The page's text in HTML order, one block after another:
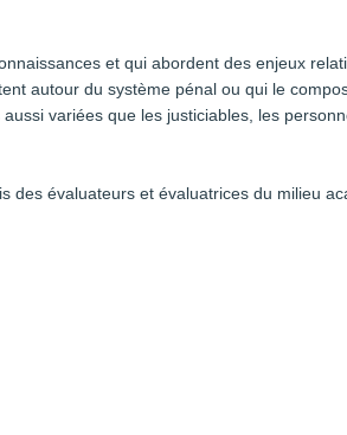
et qui abordent des enjeux
autour du système pénal ou qui le
variées que les justiciables, les
des évaluateurs et évaluatrices du milieu